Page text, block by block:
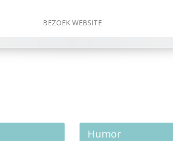
BEZOEK WEBSITE
Humor